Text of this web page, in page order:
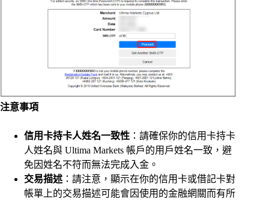
注意事項
信用卡持卡人姓名一致性 ：請確保你的信用卡持卡
人姓名與 Ultima Markets 帳戶的用戶姓名一致，避
免因姓名不符而無法完成入金。
交易描述 ：請注意，顯示在你的信用卡或借記卡對
帳單上的交易描述可能會因使用的金融網關而有所